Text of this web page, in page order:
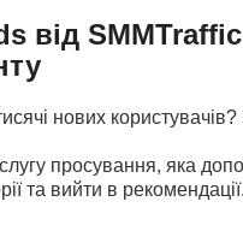
від
нових
просування, яка
та вийти в рекомендації.